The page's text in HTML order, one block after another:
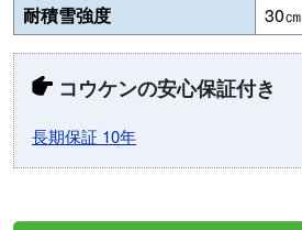
耐積雪強度
30㎝
コウケンの安心保証付き
長期保証 10年